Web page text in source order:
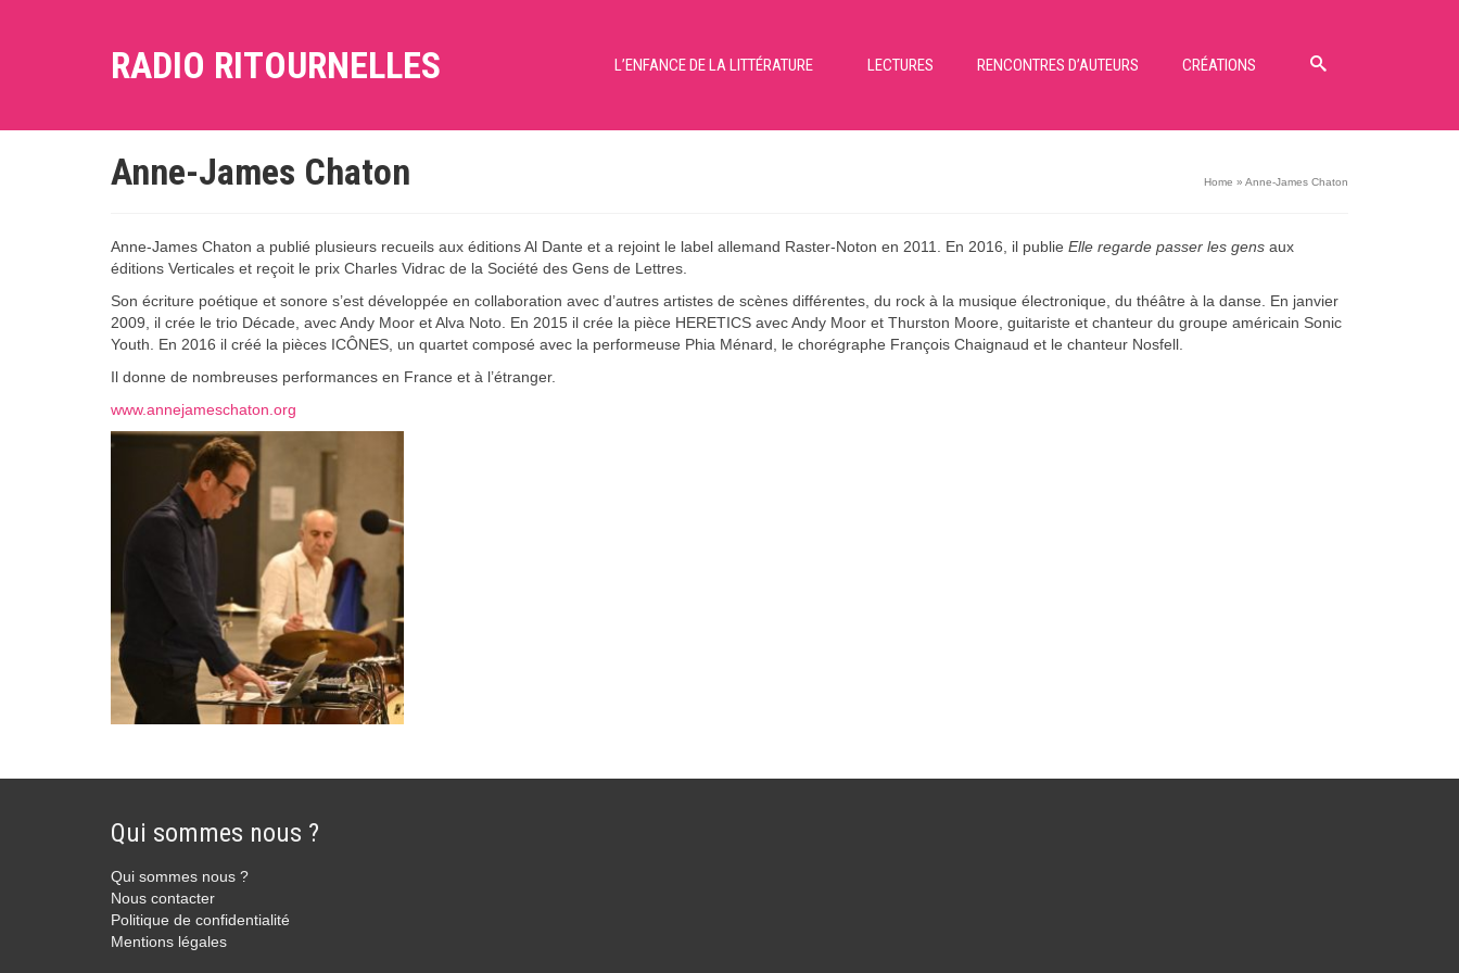
RADIO RITOURNELLES L’ENFANCE DE LA LITTÉRATURE LECTURES RENCONTRES D’AUTEURS CRÉATIONS
Anne-James Chaton Home » Anne-James Chaton
Anne-James Chaton a publié plusieurs recueils aux éditions Al Dante et a rejoint le label allemand Raster-Noton en 2011. En 2016, il publie Elle regarde passer les gens aux
éditions Verticales et reçoit le prix Charles Vidrac de la Société des Gens de Lettres.
Son écriture poétique et sonore s’est développée en collaboration avec d’autres artistes de scènes différentes, du rock à la musique électronique, du théâtre à la danse. En janvier
2009, il crée le trio Décade, avec Andy Moor et Alva Noto. En 2015 il crée la pièce HERETICS avec Andy Moor et Thurston Moore, guitariste et chanteur du groupe américain Sonic
Youth. En 2016 il créé la pièces ICÔNES, un quartet composé avec la performeuse Phia Ménard, le chorégraphe François Chaignaud et le chanteur Nosfell.
Il donne de nombreuses performances en France et à l’étranger.
www.annejameschaton.org
Qui sommes nous ?
Qui sommes nous ?
Nous contacter
Politique de confidentialité
Mentions légales